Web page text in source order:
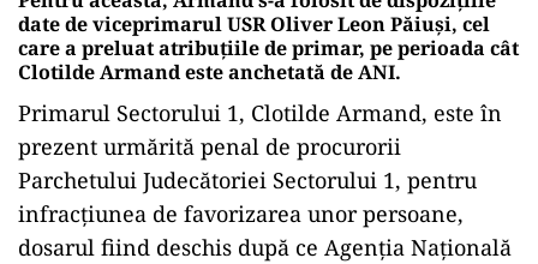
date de viceprimarul USR Oliver Leon Păiuși, cel
care a preluat atribuțiile de primar, pe perioada cât
Clotilde Armand este anchetată de ANI.
Primarul Sectorului 1, Clotilde Armand, este în
prezent urmărită penal de procurorii
Parchetului Judecătoriei Sectorului 1, pentru
infracțiunea de favorizarea unor persoane,
dosarul fiind deschis după ce Agenția Națională